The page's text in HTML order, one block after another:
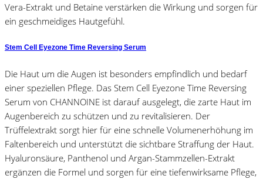
Vera-Extrakt und Betaine verstärken die Wirkung und sorgen für
ein geschmeidiges Hautgefühl.
Stem Cell Eyezone Time Reversing Serum
Die Haut um die Augen ist besonders empfindlich und bedarf
einer speziellen Pflege. Das Stem Cell Eyezone Time Reversing
Serum von CHANNOINE ist darauf ausgelegt, die zarte Haut im
Augenbereich zu schützen und zu revitalisieren. Der
Trüffelextrakt sorgt hier für eine schnelle Volumenerhöhung im
Faltenbereich und unterstützt die sichtbare Straffung der Haut.
Hyaluronsäure, Panthenol und Argan-Stammzellen-Extrakt
ergänzen die Formel und sorgen für eine tiefenwirksame Pflege,